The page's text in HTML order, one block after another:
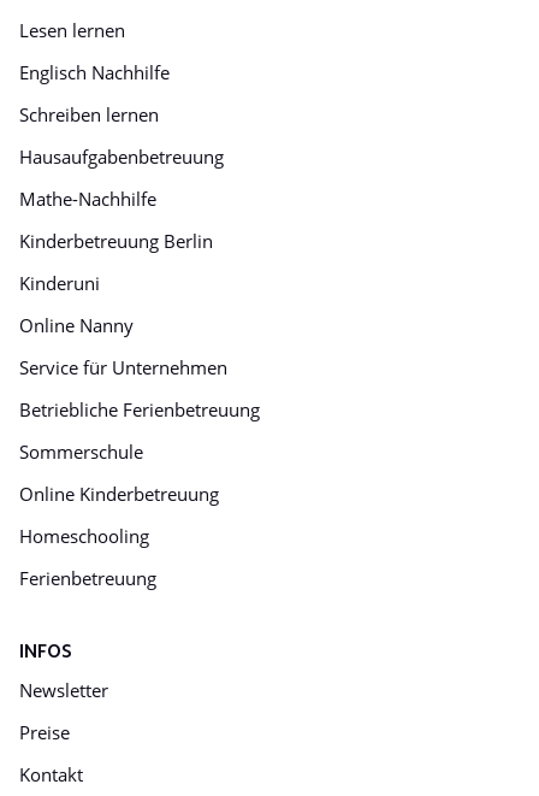
Lesen lernen
Englisch Nachhilfe
Schreiben lernen
Hausaufgabenbetreuung
Mathe-Nachhilfe
Kinderbetreuung Berlin
Kinderuni
Online Nanny
Service für Unternehmen
Betriebliche Ferienbetreuung
Sommerschule
Online Kinderbetreuung
Homeschooling
Ferienbetreuung
INFOS
Newsletter
Preise
Kontakt